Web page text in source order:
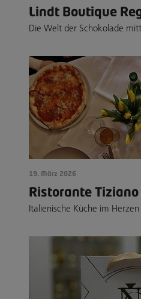
Lindt Boutique
Die Welt der Schokolade
19. März 2026
Ristorante Tiziano
Italienische Küche im